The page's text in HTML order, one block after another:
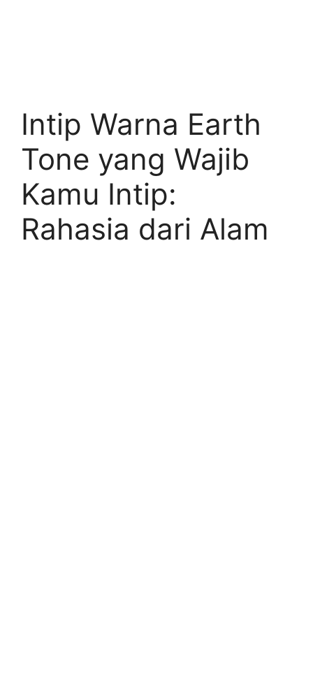
Intip Warna Earth
Tone yang Wajib
Kamu Intip:
Rahasia dari Alam